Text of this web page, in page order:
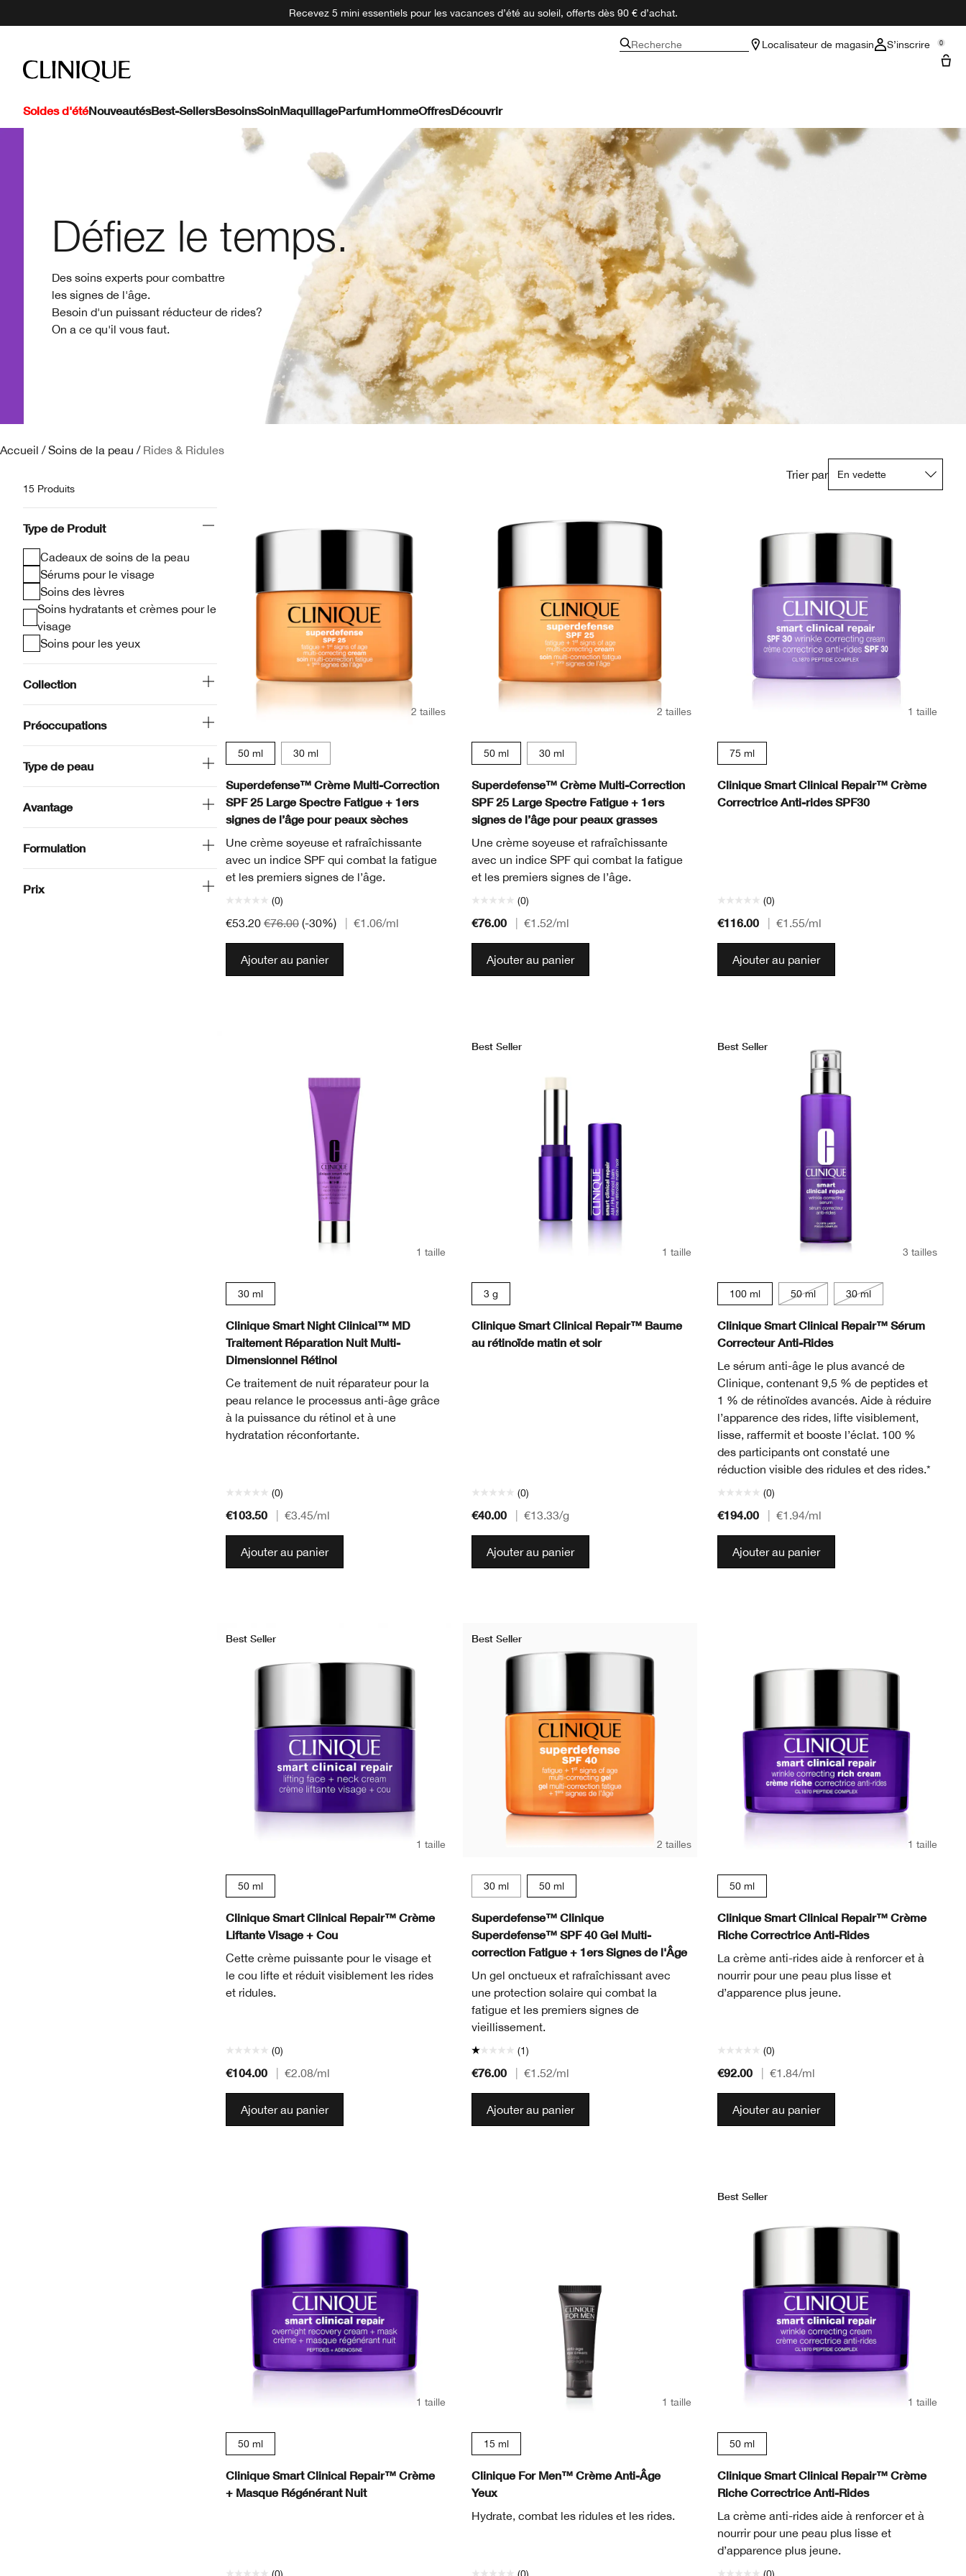
Recevez 5 mini essentiels pour les vacances d’été au soleil, offerts dès 90 € d’achat.
Recherche Localisateur de magasin S’inscrire 0
Soldes d'étéNouveautésBest-SellersBesoinsSoinMaquillageParfumHommeOffresDécouvrir
Défiez le temps.
Des soins experts pour combattre
les signes de l'âge.
Besoin d'un puissant réducteur de rides?
On a ce qu'il vous faut.
Accueil / Soins de la peau / Rides & Ridules
15 Produits
Type de Produit
Cadeaux de soins de la peau
Sérums pour le visage
Soins des lèvres
Soins hydratants et crèmes pour le
visage
Soins pour les yeux
Collection
Préoccupations
Type de peau
Avantage
Formulation
Prix
Trier par
2 tailles
50 ml 30 ml
Superdefense™ Crème Multi-Correction
SPF 25 Large Spectre Fatigue + 1ers
signes de l’âge pour peaux sèches
Une crème soyeuse et rafraîchissante
avec un indice SPF qui combat la fatigue
et les premiers signes de l’âge.
(0)
€53.20 €76.00 (-30%) €1.06/ml
Ajouter au panier
2 tailles
50 ml 30 ml
Superdefense™ Crème Multi-Correction
SPF 25 Large Spectre Fatigue + 1ers
signes de l’âge pour peaux grasses
Une crème soyeuse et rafraîchissante
avec un indice SPF qui combat la fatigue
et les premiers signes de l’âge.
(0)
€76.00 €1.52/ml
Ajouter au panier
1 taille
75 ml
Clinique Smart Clinical Repair™ Crème
Correctrice Anti-rides SPF30
(0)
€116.00 €1.55/ml
Ajouter au panier
1 taille
30 ml
Clinique Smart Night Clinical™ MD
Traitement Réparation Nuit Multi-
Dimensionnel Rétinol
Ce traitement de nuit réparateur pour la
peau relance le processus anti-âge grâce
à la puissance du rétinol et à une
hydratation réconfortante.
(0)
€103.50 €3.45/ml
Ajouter au panier
Best Seller
1 taille
3 g
Clinique Smart Clinical Repair™ Baume
au rétinoïde matin et soir
(0)
€40.00 €13.33/g
Ajouter au panier
Best Seller
3 tailles
100 ml 50 ml 30 ml
Clinique Smart Clinical Repair™ Sérum
Correcteur Anti-Rides
Le sérum anti-âge le plus avancé de
Clinique, contenant 9,5 % de peptides et
1 % de rétinoïdes avancés. Aide à réduire
l’apparence des rides, lifte visiblement,
lisse, raffermit et booste l’éclat. 100 %
des participants ont constaté une
réduction visible des ridules et des rides.*
(0)
€194.00 €1.94/ml
Ajouter au panier
Best Seller
1 taille
50 ml
Clinique Smart Clinical Repair™ Crème
Liftante Visage + Cou
Cette crème puissante pour le visage et
le cou lifte et réduit visiblement les rides
et ridules.
(0)
€104.00 €2.08/ml
Ajouter au panier
Best Seller
2 tailles
30 ml 50 ml
Superdefense™ Clinique
Superdefense™ SPF 40 Gel Multi-
correction Fatigue + 1ers Signes de l'Âge
Un gel onctueux et rafraîchissant avec
une protection solaire qui combat la
fatigue et les premiers signes de
vieillissement.
(1)
€76.00 €1.52/ml
Ajouter au panier
1 taille
50 ml
Clinique Smart Clinical Repair™ Crème
Riche Correctrice Anti-Rides
La crème anti-rides aide à renforcer et à
nourrir pour une peau plus lisse et
d’apparence plus jeune.
(0)
€92.00 €1.84/ml
Ajouter au panier
1 taille
50 ml
Clinique Smart Clinical Repair™ Crème
+ Masque Régénérant Nuit
1 taille
15 ml
Clinique For Men™ Crème Anti-Âge
Yeux
Hydrate, combat les ridules et les rides.
Best Seller
1 taille
50 ml
Clinique Smart Clinical Repair™ Crème
Riche Correctrice Anti-Rides
La crème anti-rides aide à renforcer et à
nourrir pour une peau plus lisse et
d’apparence plus jeune.